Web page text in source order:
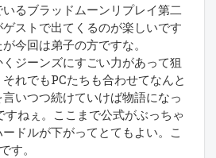
るブラッドムーンリプレイ第二
ストで出てくるのが楽しいです
今回は弟子の方ですな。
ジーンズにすごい力があって狙
れでもPCたちも合わせてなんと
いつつ続けていけば物語になっ
すねぇ。ここまで公式がぶっちゃ
ドルが下がってとてもよい。こ
す。